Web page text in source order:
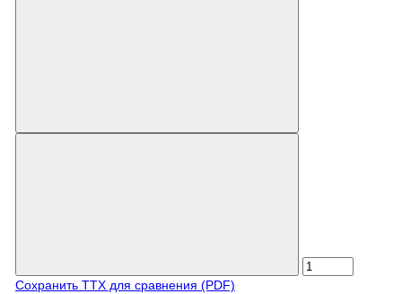
Сохранить ТТХ для сравнения (PDF)